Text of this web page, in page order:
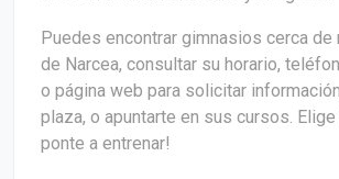
Puedes encontrar gimnasios cerca de
de Narcea, consultar su horario,
o página web para solicitar
plaza, o apuntarte en sus cursos.
ponte a entrenar!